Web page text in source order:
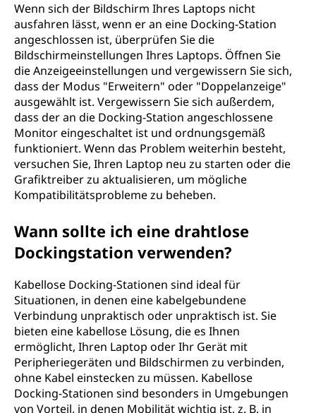
Wenn sich der Bildschirm Ihres Laptops nicht
ausfahren lässt, wenn er an eine Docking-Station
angeschlossen ist, überprüfen Sie die
Bildschirmeinstellungen Ihres Laptops. Öffnen Sie
die Anzeigeeinstellungen und vergewissern Sie sich,
dass der Modus "Erweitern" oder "Doppelanzeige"
ausgewählt ist. Vergewissern Sie sich außerdem,
dass der an die Docking-Station angeschlossene
Monitor eingeschaltet ist und ordnungsgemäß
funktioniert. Wenn das Problem weiterhin besteht,
versuchen Sie, Ihren Laptop neu zu starten oder die
Grafiktreiber zu aktualisieren, um mögliche
Kompatibilitätsprobleme zu beheben.
Wann sollte ich eine drahtlose
Dockingstation verwenden?
Kabellose Docking-Stationen sind ideal für
Situationen, in denen eine kabelgebundene
Verbindung unpraktisch oder unpraktisch ist. Sie
bieten eine kabellose Lösung, die es Ihnen
ermöglicht, Ihren Laptop oder Ihr Gerät mit
Peripheriegeräten und Bildschirmen zu verbinden,
ohne Kabel einstecken zu müssen. Kabellose
Docking-Stationen sind besonders in Umgebungen
von Vorteil, in denen Mobilität wichtig ist, z. B. in